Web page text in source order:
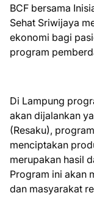
BCF bersama
Sehat Sriwijaya
ekonomi bagi
program
Di Lampung
akan dijalankan
(Resaku),
menciptakan
merupakan hasil
Program ini akan
dan masyarakat